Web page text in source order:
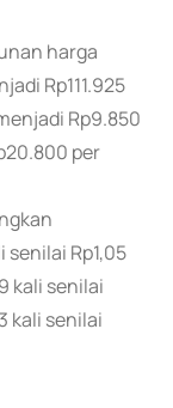
harga
Rp111.925
Rp9.850
per
senilai Rp1,05
kali senilai
kali senilai